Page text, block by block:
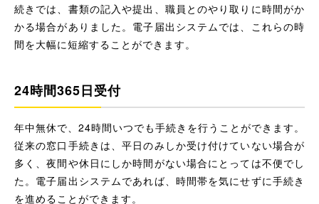
続きでは、書類の記入や提出、職員とのやり取りに時間がか
かる場合がありました。電子届出システムでは、これらの時
間を大幅に短縮することができます。
24時間365日受付
年中無休で、24時間いつでも手続きを行うことができます。
従来の窓口手続きは、平日のみしか受け付けていない場合が
多く、夜間や休日にしか時間がない場合にとっては不便でし
た。電子届出システムであれば、時間帯を気にせずに手続き
を進めることができます。